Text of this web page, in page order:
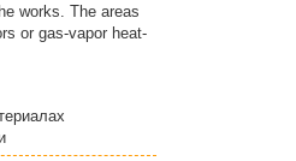
works. The areas
or gas-vapor heat-